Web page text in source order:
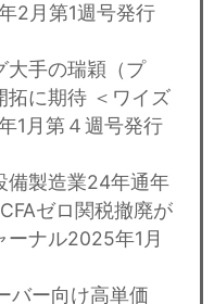
2月第1週号発行
大手の瑞穎（プ
拓に期待 ＜ワイズ
1月第４週号発行
備製造業24年通年
ゼロ関税撤廃が
ーナル2025年1月
バー向け高単価